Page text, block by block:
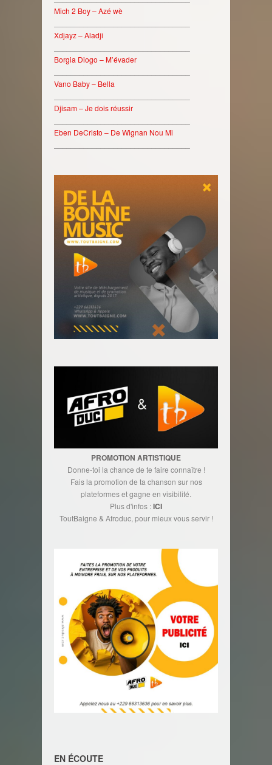
Mich 2 Boy – Azé wè
Xdjayz – Aladji
Borgia Diogo – M’évader
Vano Baby – Bella
Djisam – Je dois réussir
Eben DeCristo – De Wignan Nou Mi
PROMOTION ARTISTIQUE
Donne-toi la chance de te faire connaître !
Fais la promotion de ta chanson sur nos
plateformes et gagne en visibilité.
Plus d'infos :ICI
ToutBaigne & Afroduc, pour mieux vous servir !
EN ÉCOUTE